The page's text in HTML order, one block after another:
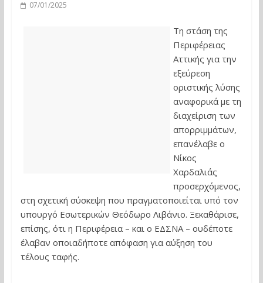
07/01/2025
Τη στάση της
Περιφέρειας
Αττικής για την
εξεύρεση
οριστικής λύσης
αναφορικά με τη
διαχείριση των
απορριμμάτων,
επανέλαβε ο
Νίκος
Χαρδαλιάς
προσερχόμενος,
στη σχετική σύσκεψη που πραγματοποιείται υπό τον
υπουργό Εσωτερικών Θεόδωρο Λιβάνιο. Ξεκαθάρισε,
επίσης, ότι η Περιφέρεια – και ο ΕΔΣΝΑ – ουδέποτε
έλαβαν οποιαδήποτε απόφαση για αύξηση του
τέλους ταφής.